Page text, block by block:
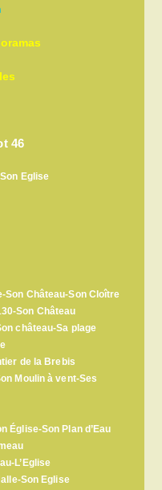
46
Eglise
Son Château-Son Cloître
Son Château
château-Sa plage
de la Brebis
Moulin à vent-Ses
Église-Son Plan d’Eau
L’Eglise
Son Eglise